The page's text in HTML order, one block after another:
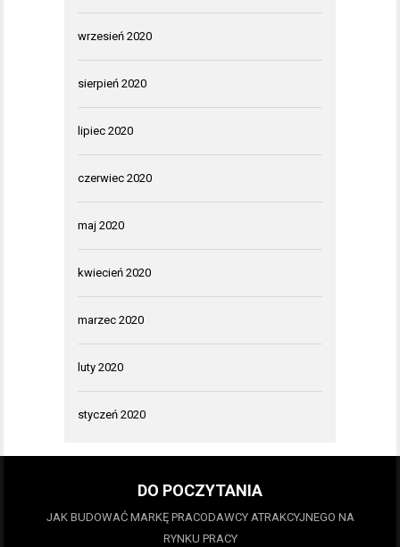
wrzesień 2020
sierpień 2020
lipiec 2020
czerwiec 2020
maj 2020
kwiecień 2020
marzec 2020
luty 2020
styczeń 2020
DO POCZYTANIA
JAK BUDOWAĆ MARKĘ PRACODAWCY ATRAKCYJNEGO NA
RYNKU PRACY